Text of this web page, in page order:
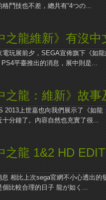
格鬥技也不差，總共有“4つの...
之龍維新》有沒
電玩展前夕，SEGA宣佈旗下《如
平臺推出的消息，展中則是...
之龍：維新》故
2013上世嘉也向我們展示了《如
十分鐘了。內容自然也充實了很...
之龍 1&2 HD
相比上次sega官網不小心透出的
個比較合理的日子 龍が如く...